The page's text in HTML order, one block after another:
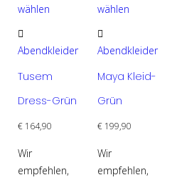
wählen
mehrere
Varianten
Die
Abendkleider
Tusem
Dress-Grün
€ 164,90
Wir
empfehlen,
wählen
mehrere
Varianten
Die
Abendkleider
Maya Kleid-
Grün
€199,90
Wir
empfehlen,